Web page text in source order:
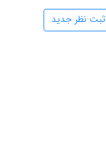
ثبت نظر جدید